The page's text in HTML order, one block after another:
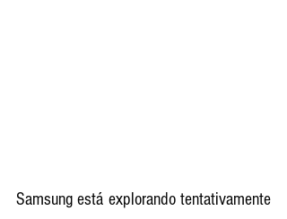
Samsung está explorando tentativamente